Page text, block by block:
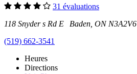
31 évaluations
118 Snyder s Rd E Baden, ON N3A2V6
(519) 662-3541
Heures
Directions